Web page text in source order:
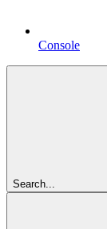
Console
Search...